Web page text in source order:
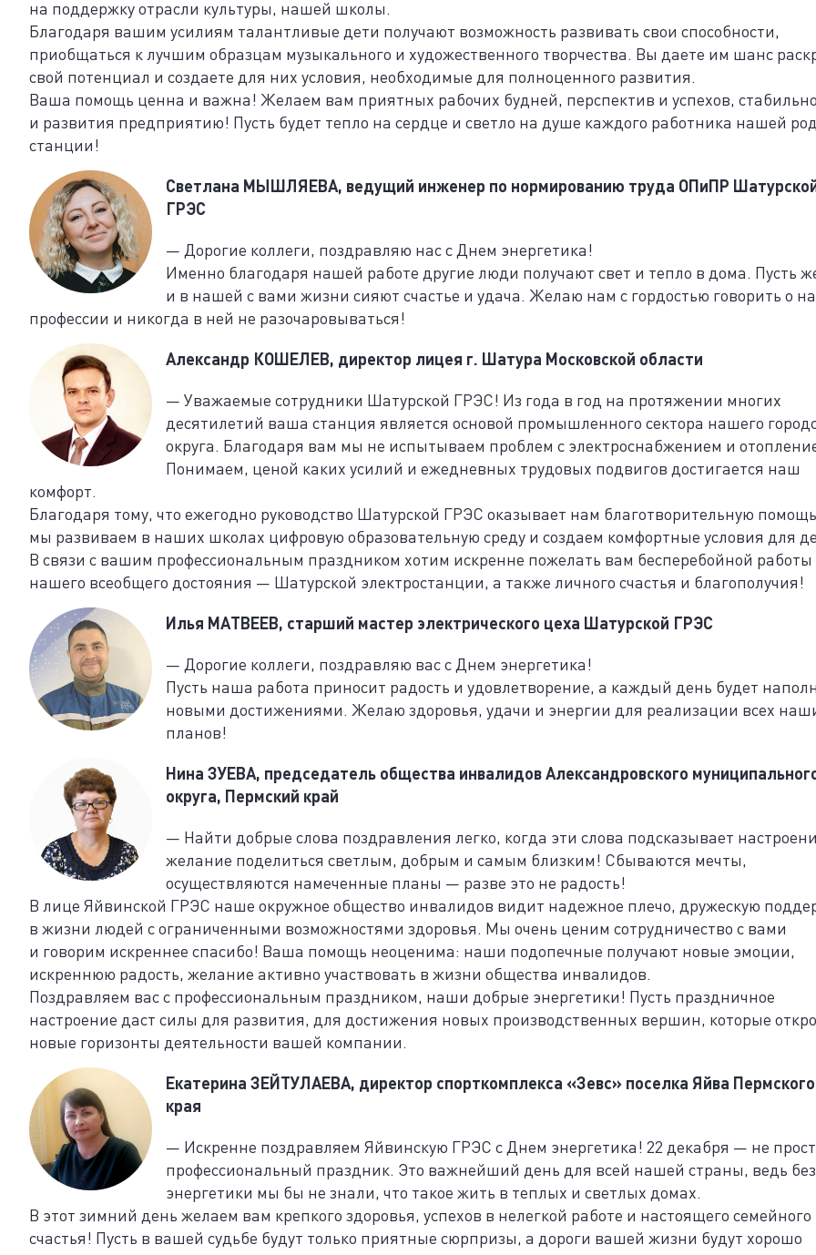
на поддержку отрасли культуры, нашей школы.
Благодаря вашим усилиям талантливые дети получают возможность развивать свои способности,
приобщаться к лучшим образцам музыкального и художественного творчества. Вы даете им шанс
свой потенциал и создаете для них условия, необходимые для полноценного развития.
Ваша помощь ценна и важна! Желаем вам приятных рабочих будней, перспектив и успехов,
и развития предприятию! Пусть будет тепло на сердце и светло на душе каждого работника нашей
станции!
Светлана МЫШЛЯЕВА, ведущий инженер по нормированию труда ОПиПР
ГРЭС
— Дорогие коллеги, поздравляю нас с Днем энергетика!
Именно благодаря нашей работе другие люди получают свет и тепло в дома. Пусть
и в нашей с вами жизни сияют счастье и удача. Желаю нам с гордостью говорить о
профессии и никогда в ней не разочаровываться!
Александр КОШЕЛЕВ, директор лицея г. Шатура Московской области
— Уважаемые сотрудники Шатурской ГРЭС! Из года в год на протяжении многих
десятилетий ваша станция является основой промышленного сектора нашего
округа. Благодаря вам мы не испытываем проблем с электроснабжением и
Понимаем, ценой каких усилий и ежедневных трудовых подвигов достигается наш
комфорт.
Благодаря тому, что ежегодно руководство Шатурской ГРЭС оказывает нам благотворительную
мы развиваем в наших школах цифровую образовательную среду и создаем комфортные условия для
В связи с вашим профессиональным праздником хотим искренне пожелать вам бесперебойной работы
нашего всеобщего достояния — Шатурской электростанции, а также личного счастья и благополучия!
Илья МАТВЕЕВ, старший мастер электрического цеха Шатурской ГРЭС
— Дорогие коллеги, поздравляю вас с Днем энергетика!
Пусть наша работа приносит радость и удовлетворение, а каждый день будет
новыми достижениями. Желаю здоровья, удачи и энергии для реализации всех
планов!
Нина ЗУЕВА, председатель общества инвалидов Александровского
округа, Пермский край
— Найти добрые слова поздравления легко, когда эти слова подсказывает
желание поделиться светлым, добрым и самым близким! Сбываются мечты,
осуществляются намеченные планы — разве это не радость!
В лице Яйвинской ГРЭС наше окружное общество инвалидов видит надежное плечо, дружескую
в жизни людей с ограниченными возможностями здоровья. Мы очень ценим сотрудничество с вами
и говорим искреннее спасибо! Ваша помощь неоценима: наши подопечные получают новые эмоции,
искреннюю радость, желание активно участвовать в жизни общества инвалидов.
Поздравляем вас с профессиональным праздником, наши добрые энергетики! Пусть праздничное
настроение даст силы для развития, для достижения новых производственных вершин, которые
новые горизонты деятельности вашей компании.
Екатерина ЗЕЙТУЛАЕВА, директор спорткомплекса «Зевс» поселка Яйва Пермского
края
— Искренне поздравляем Яйвинскую ГРЭС с Днем энергетика! 22 декабря — не
профессиональный праздник. Это важнейший день для всей нашей страны, ведь без
энергетики мы бы не знали, что такое жить в теплых и светлых домах.
В этот зимний день желаем вам крепкого здоровья, успехов в нелегкой работе и настоящего семейного
счастья! Пусть в вашей судьбе будут только приятные сюрпризы, а дороги вашей жизни будут хорошо